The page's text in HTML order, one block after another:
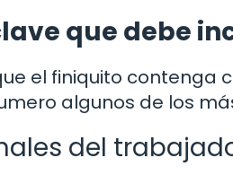
que debe
el finiquito
algunos de los
del